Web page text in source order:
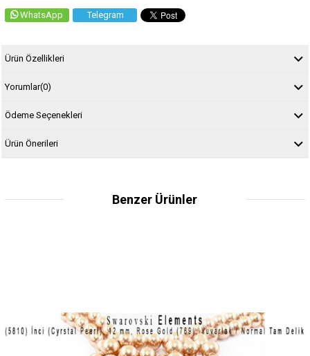
WhatsApp Telegram
Ürün Özellikleri
Yorumlar(0)
Ödeme Seçenekleri
Ürün Önerileri
Benzer Ürünler